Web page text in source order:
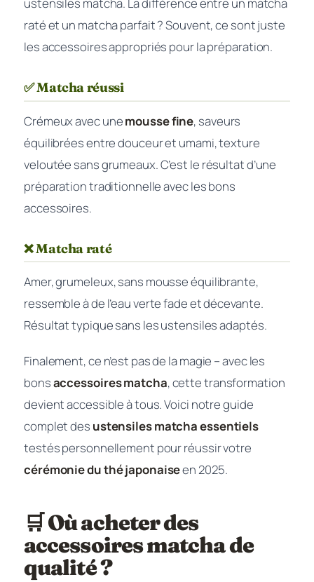
raté et un matcha parfait ? Souvent, ce sont juste
les accessoires appropriés pour la préparation.
✅ Matcha réussi
Crémeux avec unemousse fine, saveurs
équilibrées entre douceur et umami, texture
veloutée sans grumeaux. C’est le résultat d’une
préparation traditionnelle avec les bons
accessoires.
❌ Matcha raté
Amer, grumeleux, sans mousse équilibrante,
ressemble à de l’eau verte fade et décevante.
Résultat typique sans les ustensiles adaptés.
Finalement, ce n’est pas de la magie – avec les
bonsaccessoires matcha, cette transformation
devient accessible à tous. Voici notre guide
complet des ustensiles matcha essentiels
testés personnellement pour réussir votre
cérémonie du thé japonaiseen 2025.
🛒 Où acheter des
accessoires matcha de
qualité ?